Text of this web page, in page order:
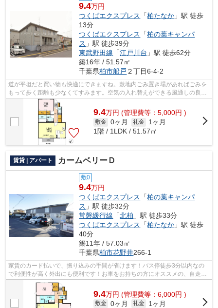
9.4万円
つくばエクスプレス
「柏たなか 」駅 徒歩
13分
つくばエクスプレス
「柏の葉キャンパ
ス 」駅 徒歩39分
東武野田線 「江戸川台 」駅 徒歩62分
築16年 / 51.57㎡
千葉県柏市船戸 ２丁目6-4-2
道が平坦だと買い物も快適にできますね。敷地内ごみ置き場があればごみを
もって歩く距離も少なくてすみます。空気の入れ替えができる風通しの良い
物件です。駅まで徒歩12分の物件です...
9.4万円 (管理費等：5,000円 )
敷金 0ヶ月 礼金
1ヶ月
1階 / 1LDK / 51.57㎡
賃貸 | アパート カームベリーＤ
敷0
9.4万円
つくばエクスプレス
「柏の葉キャンパ
ス 」駅 徒歩32分
常磐緩行線 「北柏 」駅 徒歩33分
つくばエクスプレス
「柏たなか 」駅 徒歩
40分
築11年 / 57.03㎡
千葉県柏市花野井266-1
家賃のカード払いで、振り込みの手間が省けます！バス停徒歩3分以内なの
で利便性が高く外出にも便利です！お車をお持ちの方にオススメの、自走式
駐車場を利用できる物件です！一日の始...
9.4万円 (管理費等：6,000円 )
敷金 0ヶ月 礼金
1ヶ月